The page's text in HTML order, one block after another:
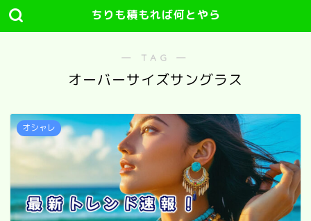
ちりも積もれば何とやら
― TAG ―
オーバーサイズサングラス
オシャレ